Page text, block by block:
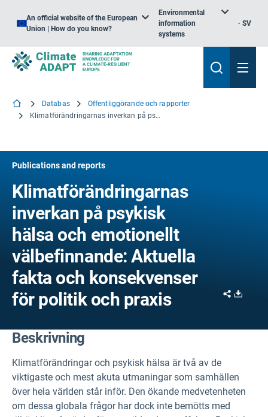
An official website of the European
Union | How do you know?
Environmental
information
systems
SV
Databas
Offentliggörande och rapporter
Klimatförändringarnas inverkan på psykisk hälsa och emotionellt välbefinnande: Aktuella fakta och konsekvenser för politik och praxis
Publications and reports
Klimatförändringarnas
inverkan på psykisk
hälsa och emotionellt
välbefinnande: Aktuella
fakta och konsekvenser
för politik och praxis
Share
Beskrivning
Klimatförändringar och psykisk hälsa är två av de
viktigaste och mest akuta utmaningar som samhällen
över hela världen står inför. Den ökande medvetenheten
om dessa globala frågor har dock inte bemötts med